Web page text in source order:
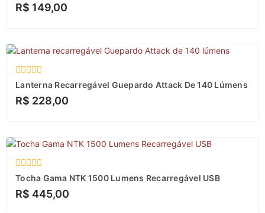
de
R$ 149,00
Avaliação
de
Lanterna Recarregável Guepardo Attack De 140 Lúmens
R$ 228,00
Avaliação
de
Tocha Gama NTK 1500 Lumens Recarregável USB
R$ 445,00